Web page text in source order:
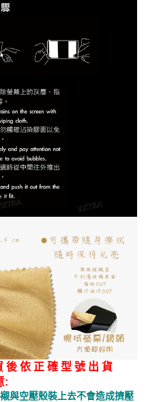
依 正 確 型 號 出 貨
:
與空壓殼裝上去不會造成擠壓